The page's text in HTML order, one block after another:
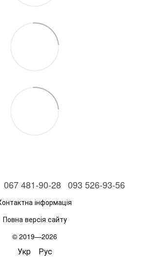
067 481-90-28 093 526-93-56
інформація
Повна версія сайту
© 2019—2026
Укр Рус